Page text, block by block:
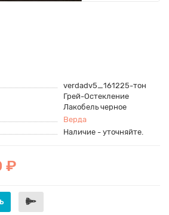
verdadv5_161225-тон
Грей-Остекление
Лакобель черное
Верда
Наличие - уточняйте.
₽